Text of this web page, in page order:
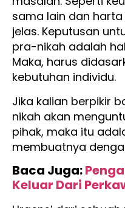
sama lain dan
jelas. Keputusan
pra-nikah adalah
Maka, harus
kebutuhan individu.
Jika kalian berpikir
nikah akan
pihak, maka itu
membuatnya
Baca Juga:
Keluar Dari